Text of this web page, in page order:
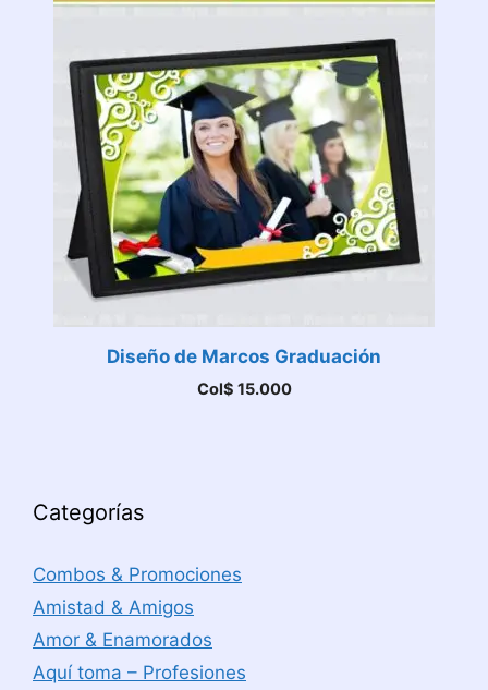
Diseño de Marcos Graduación
Col$ 15.000
Categorías
Combos & Promociones
Amistad & Amigos
Amor & Enamorados
Aquí toma – Profesiones